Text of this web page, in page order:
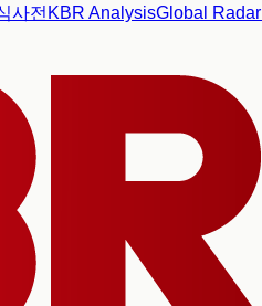
사전 KBR AnalysisGlobal Radar